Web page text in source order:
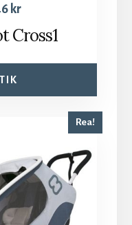
kr
Cross1
Rea!